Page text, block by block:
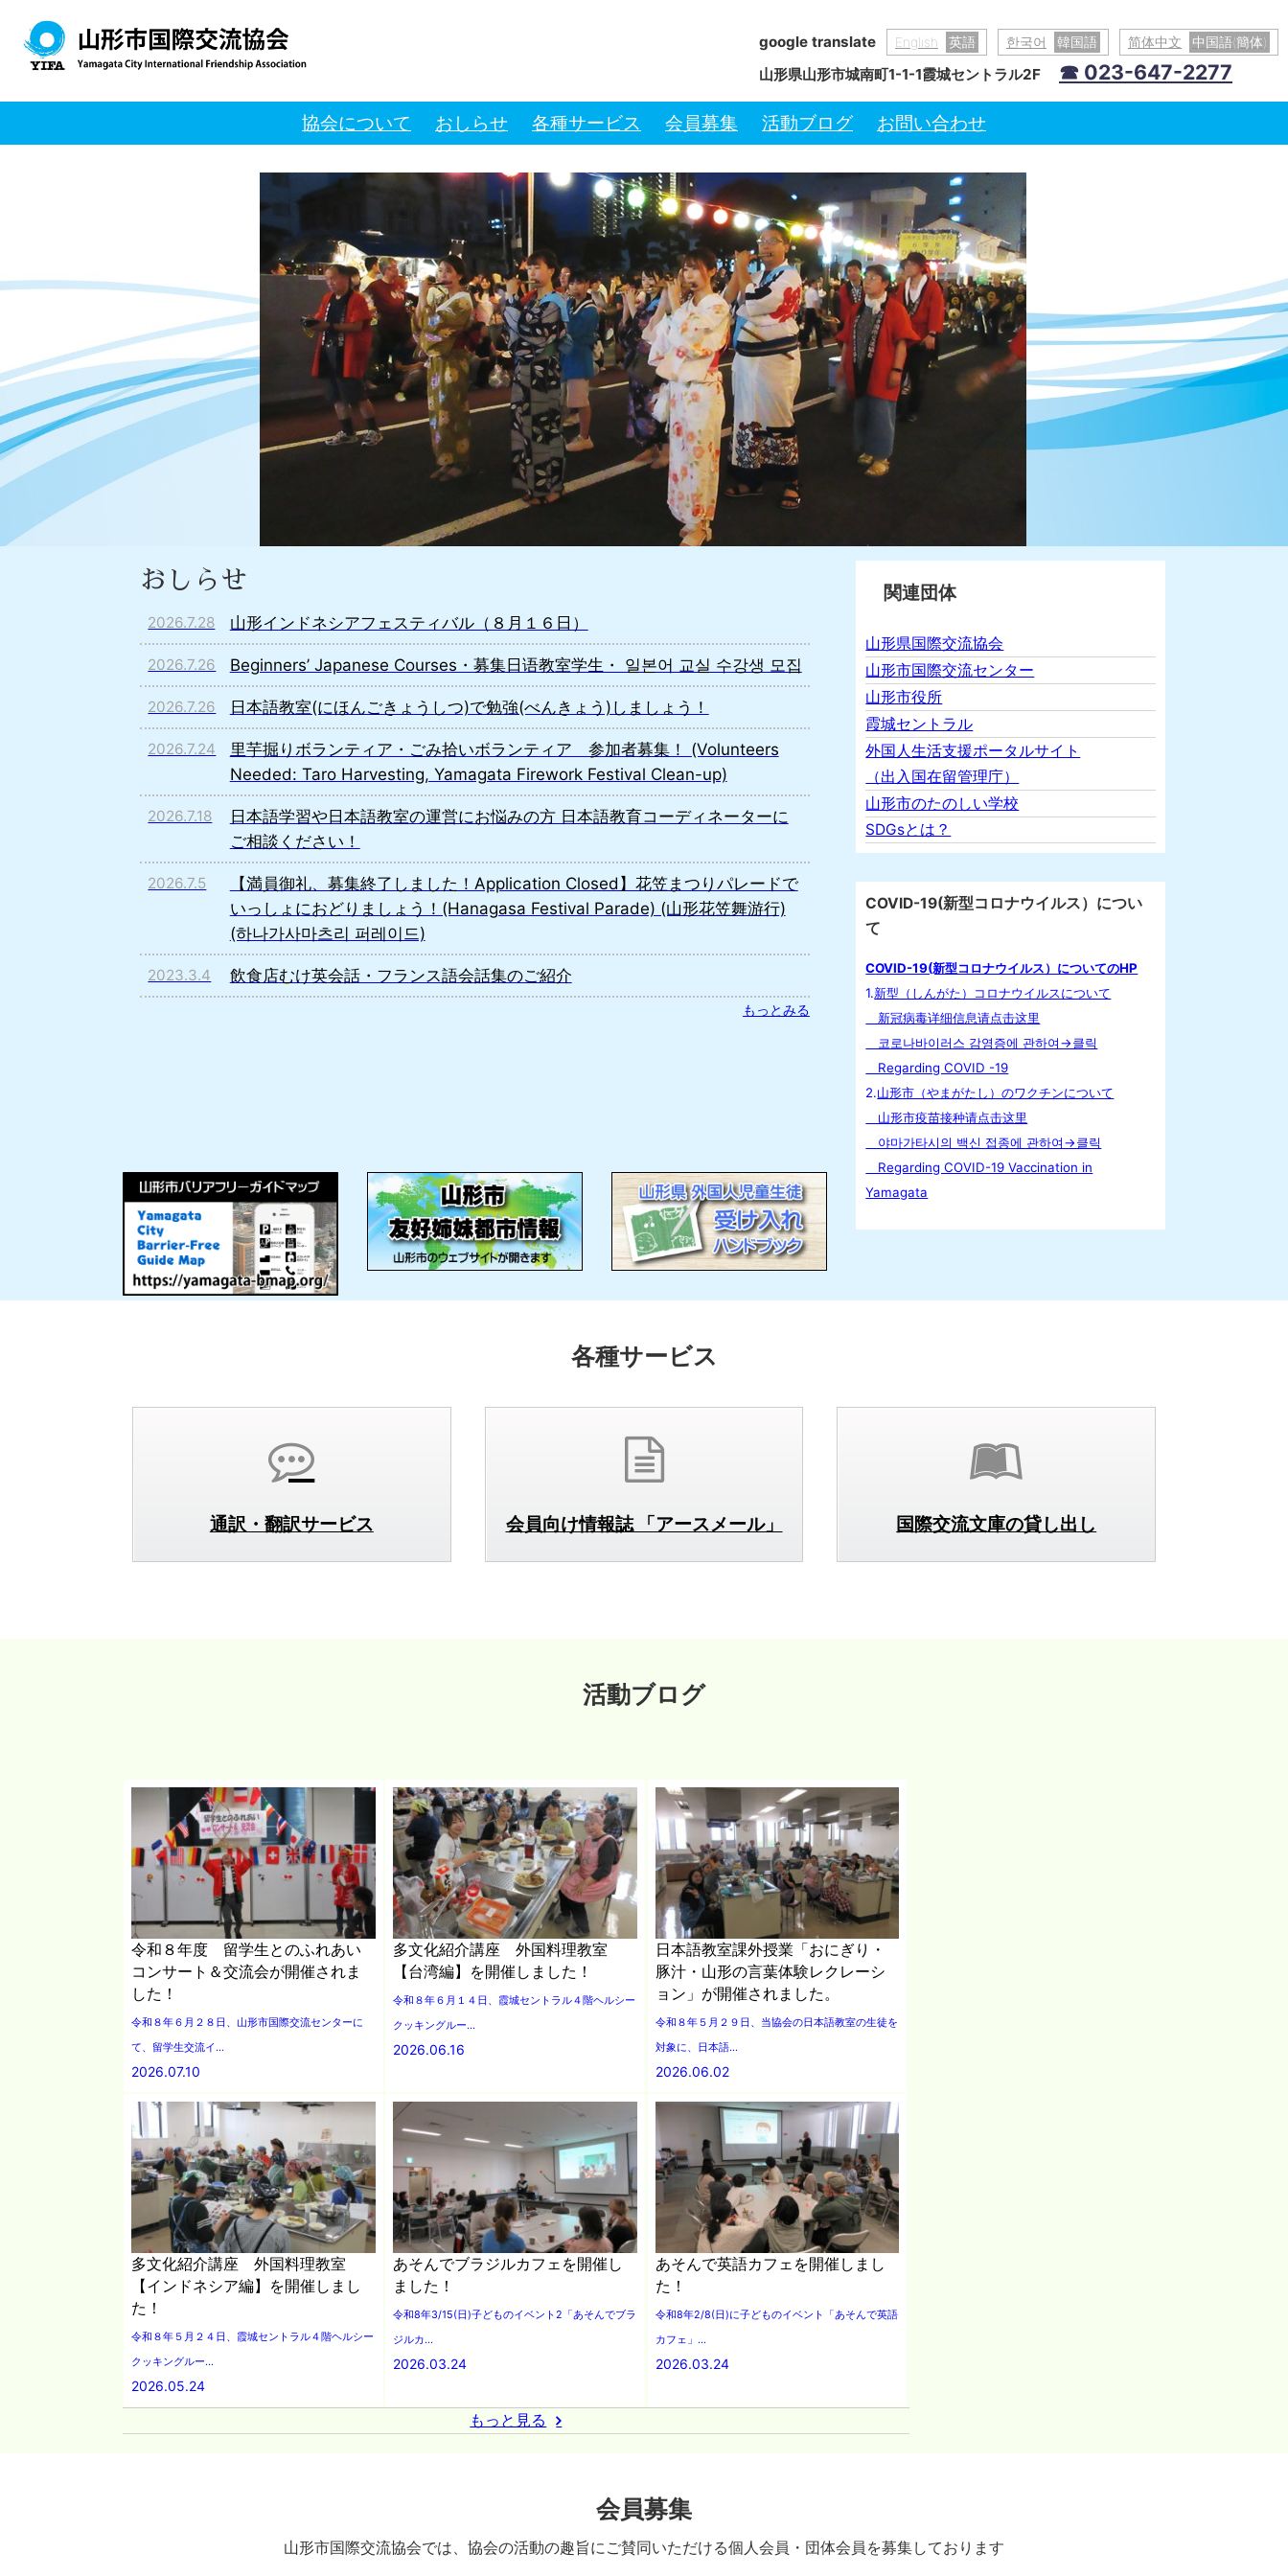
google translate English 英語 한국어 韓国語 简体中文 中国語(簡体)
山形県山形市城南町1-1-1霞城セントラル2F ☎ 023-647-2277
協会について おしらせ 各種サービス 会員募集 活動ブログ お問い合わせ
おしらせ
2026.7.28 山形インドネシアフェスティバル（８月１６日）
2026.7.26 Beginners’ Japanese Courses・募集日语教室学生・ 일본어 교실 수강생 모집
2026.7.26 日本語教室(にほんごきょうしつ)で勉強(べんきょう)しましょう！
2026.7.24
里芋掘りボランティア・ごみ拾いボランティア 参加者募集！ (Volunteers
Needed: Taro Harvesting, Yamagata Firework Festival Clean-up)
2026.7.18
日本語学習や日本語教室の運営にお悩みの方 日本語教育コーディネーターに
ご相談ください！
2026.7.5
【満員御礼、募集終了しました！Application Closed】花笠まつりパレードで
いっしょにおどりましょう！(Hanagasa Festival Parade) (山形花笠舞游行)
(하나가사마츠리 퍼레이드)
2023.3.4 飲食店むけ英会話・フランス語会話集のご紹介
もっとみる
関連団体
山形県国際交流協会
山形市国際交流センター
山形市役所
霞城セントラル
外国人生活支援ポータルサイト
（出入国在留管理庁）
山形市のたのしい学校
SDGsとは？
COVID-19(新型コロナウイルス）につい
て
COVID-19(新型コロナウイルス）についてのHP
1.新型（しんがた）コロナウイルスについて
新冠病毒详细信息请点击这里
코로나바이러스 감영증에 관하여→클릭
Regarding COVID -19
2.山形市（やまがたし）のワクチンについて
山形市疫苗接种请点击这里
야마가타시의 백신 접종에 관하여→클릭
Regarding COVID-19 Vaccination in
Yamagata
各種サービス
通訳・翻訳サービス 会員向け情報誌 「アースメール」 国際交流文庫の貸し出し
活動ブログ
令和８年度 留学生とのふれあい
コンサート＆交流会が開催されま
した！
令和８年６月２８日、山形市国際交流センターに
て、留学生交流イ...
2026.07.10
多文化紹介講座 外国料理教室
【台湾編】を開催しました！
令和８年６月１４日、霞城セントラル４階ヘルシー
クッキングルー...
2026.06.16
日本語教室課外授業「おにぎり・
豚汁・山形の言葉体験レクレーシ
ョン」が開催されました。
令和８年５月２９日、当協会の日本語教室の生徒を
対象に、日本語...
2026.06.02
多文化紹介講座 外国料理教室
【インドネシア編】を開催しまし
た！
令和８年５月２４日、霞城セントラル４階ヘルシー
クッキングルー...
2026.05.24
あそんでブラジルカフェを開催し
ました！
令和8年3/15(日)子どものイベント2「あそんでブラ
ジルカ...
2026.03.24
あそんで英語カフェを開催しまし
た！
令和8年2/8(日)に子どものイベント「あそんで英語
カフェ」...
2026.03.24
もっと見る
会員募集
山形市国際交流協会では、協会の活動の趣旨にご賛同いただける個人会員・団体会員を募集しております